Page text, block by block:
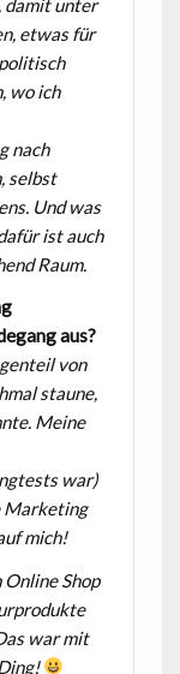
damit unter
etwas für
wo ich
nach
selbst
Und was
ist auch
Raum.
aus?
von
staune,
Meine
war)
Marketing
mich!
Shop
war mit